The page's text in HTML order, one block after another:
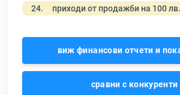
24. приходи от продажби на 100
виж финансови отчети и
сравни с конкуренти